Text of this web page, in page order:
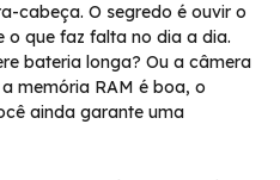
cabeça. O segredo é ouvir o
o que faz falta no dia a dia.
bateria longa? Ou a câmera
memória RAM é boa, o
ainda garante uma